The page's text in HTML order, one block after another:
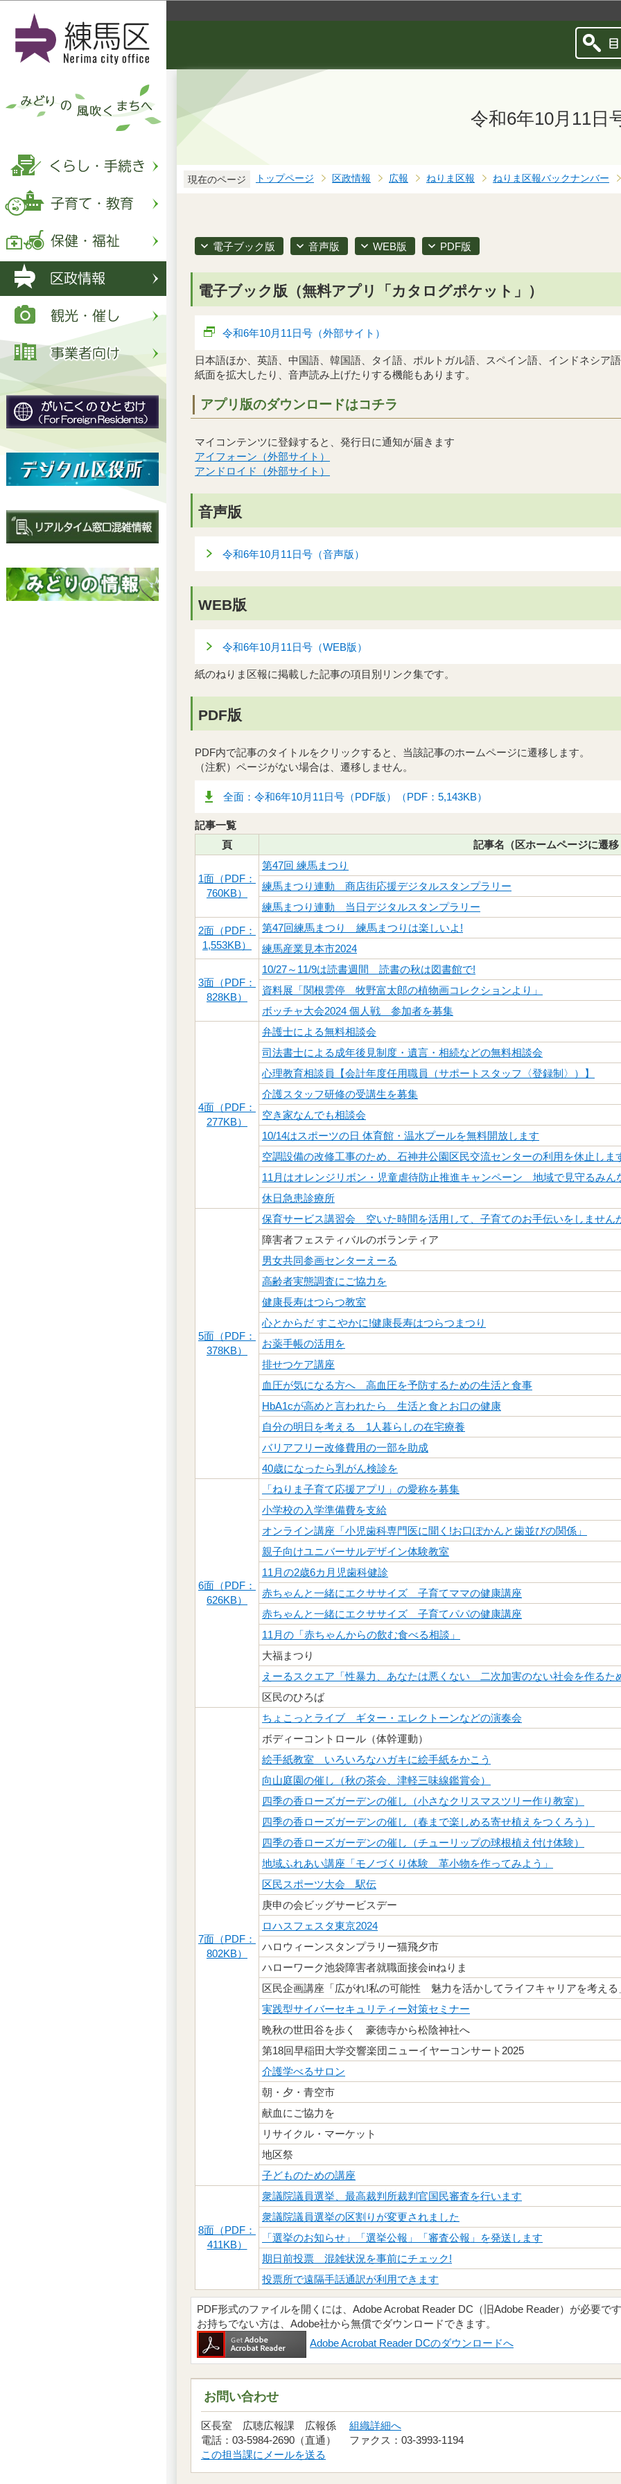
令和6年10月11日
現在のページ トップページ 区政情報 広報 ねりま区報 ねりま区報バックナンバー
電子ブック版 音声版 WEB版 PDF版
電子ブック版（無料アプリ「カタログポケット」）
令和6年10月11日号（外部サイト）
日本語ほか、英語、中国語、韓国語、タイ語、ポルトガル語、スペイン語、インドネシア
紙面を拡大したり、音声読み上げたりする機能もあります。
アプリ版のダウンロードはコチラ
マイコンテンツに登録すると、発行日に通知が届きます
アイフォーン（外部サイト）
アンドロイド（外部サイト）
音声版
令和6年10月11日号（音声版）
WEB版
令和6年10月11日号（WEB版）
紙のねりま区報に掲載した記事の項目別リンク集です。
PDF版
PDF内で記事のタイトルをクリックすると、当該記事のホームページに遷移します。
（注釈）ページがない場合は、遷移しません。
全面：令和6年10月11日号（PDF版）（PDF：5,143KB）
記事一覧
頁
記事名（区ホームページに遷
1面（PDF：
760KB）
第47回 練馬まつり
練馬まつり連動 商店街応援デジタルスタンプラリー
練馬まつり連動 当日デジタルスタンプラリー
2面（PDF：
1,553KB）
第47回練馬まつり 練馬まつりは楽しいよ!
練馬産業見本市2024
3面（PDF：
828KB）
10/27～11/9は読書週間 読書の秋は図書館で!
資料展「関根雲停 牧野富太郎の植物画コレクションより」
ボッチャ大会2024 個人戦 参加者を募集
4面（PDF：
277KB）
弁護士による無料相談会
司法書士による成年後見制度・遺言・相続などの無料相談会
心理教育相談員【会計年度任用職員（サポートスタッフ〈登録制〉）】
介護スタッフ研修の受講生を募集
空き家なんでも相談会
10/14はスポーツの日 体育館・温水プールを無料開放します
空調設備の改修工事のため、石神井公園区民交流センターの利用を休止しま
11月はオレンジリボン・児童虐待防止推進キャンペーン 地域で見守るみん
休日急患診療所
5面（PDF：
378KB）
保育サービス講習会 空いた時間を活用して、子育てのお手伝いをしません
障害者フェスティバルのボランティア
男女共同参画センターえーる
高齢者実態調査にご協力を
健康長寿はつらつ教室
心とからだ すこやかに!健康長寿はつらつまつり
お薬手帳の活用を
排せつケア講座
血圧が気になる方へ 高血圧を予防するための生活と食事
HbA1cが高めと言われたら 生活と食とお口の健康
自分の明日を考える 1人暮らしの在宅療養
バリアフリー改修費用の一部を助成
40歳になったら乳がん検診を
6面（PDF：
626KB）
「ねりま子育て応援アプリ」の愛称を募集
小学校の入学準備費を支給
オンライン講座「小児歯科専門医に聞く!お口ぽかんと歯並びの関係」
親子向けユニバーサルデザイン体験教室
11月の2歳6カ月児歯科健診
赤ちゃんと一緒にエクササイズ 子育てママの健康講座
赤ちゃんと一緒にエクササイズ 子育てパパの健康講座
11月の「赤ちゃんからの飲む食べる相談」
大福まつり
えーるスクエア「性暴力、あなたは悪くない 二次加害のない社会を作るた
区民のひろば
7面（PDF：
802KB）
ちょこっとライブ ギター・エレクトーンなどの演奏会
ボディーコントロール（体幹運動）
絵手紙教室 いろいろなハガキに絵手紙をかこう
向山庭園の催し（秋の茶会、津軽三味線鑑賞会）
四季の香ローズガーデンの催し（小さなクリスマスツリー作り教室）
四季の香ローズガーデンの催し（春まで楽しめる寄せ植えをつくろう）
四季の香ローズガーデンの催し（チューリップの球根植え付け体験）
地域ふれあい講座「モノづくり体験 革小物を作ってみよう」
区民スポーツ大会 駅伝
庚申の会ビッグサービスデー
ロハスフェスタ東京2024
ハロウィーンスタンプラリー猫飛夕市
ハローワーク池袋障害者就職面接会inねりま
区民企画講座「広がれ!私の可能性 魅力を活かしてライフキャリアを考える
実践型サイバーセキュリティー対策セミナー
晩秋の世田谷を歩く 豪徳寺から松陰神社へ
第18回早稲田大学交響楽団ニューイヤーコンサート2025
介護学べるサロン
朝・夕・青空市
献血にご協力を
リサイクル・マーケット
地区祭
子どものための講座
8面（PDF：
411KB）
衆議院議員選挙、最高裁判所裁判官国民審査を行います
衆議院議員選挙の区割りが変更されました
「選挙のお知らせ」「選挙公報」「審査公報」を発送します
期日前投票 混雑状況を事前にチェック!
投票所で遠隔手話通訳が利用できます
PDF形式のファイルを開くには、Adobe Acrobat Reader DC（旧Adobe Reader）が必要で
お持ちでない方は、Adobe社から無償でダウンロードできます。
Adobe Acrobat Reader DCのダウンロードへ
お問い合わせ
区長室 広聴広報課 広報係 組織詳細へ
電話：03-5984-2690（直通） ファクス：03-3993-1194
この担当課にメールを送る